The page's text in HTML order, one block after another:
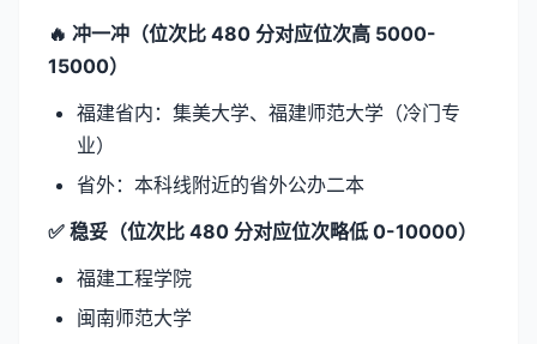
🔥 冲一冲（位次比 480 分对应位次高 5000-
15000）
福建省内：集美大学、福建师范大学（冷门专
业）
省外：本科线附近的省外公办二本
✅ 稳妥（位次比 480 分对应位次略低 0-10000）
福建工程学院
闽南师范大学